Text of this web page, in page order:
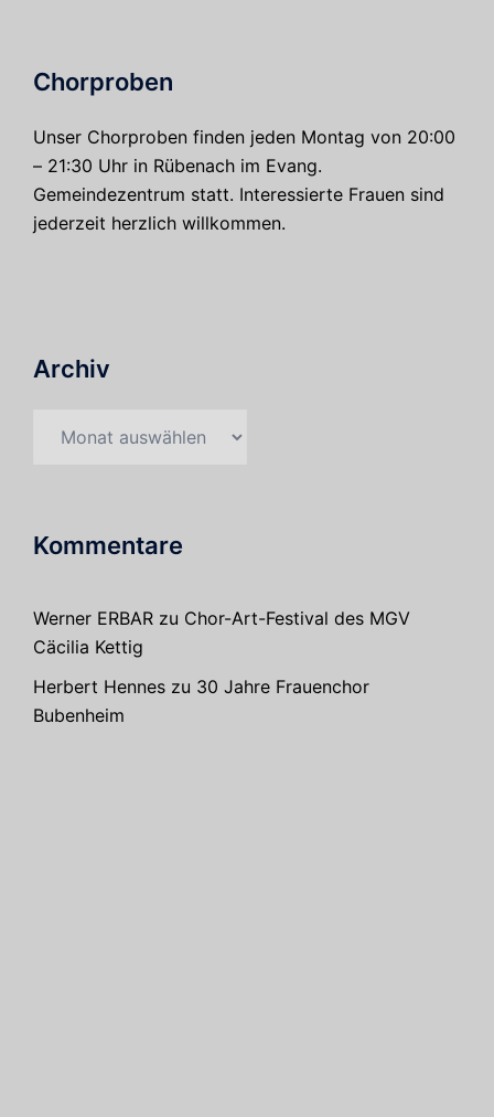
Chorproben
Unser Chorproben finden jeden Montag von 20:00
– 21:30 Uhr in Rübenach im Evang.
Gemeindezentrum statt. Interessierte Frauen sind
jederzeit herzlich willkommen.
Archiv
Kommentare
Werner ERBAR zu Chor-Art-Festival des MGV
Cäcilia Kettig
Herbert Hennes zu 30 Jahre Frauenchor
Bubenheim